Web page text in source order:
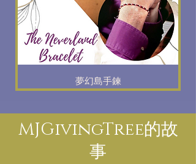
夢幻島手鍊
MJGivingTree的故
事